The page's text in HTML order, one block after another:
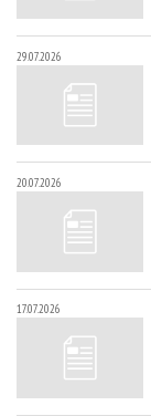
29.07.2026
20.07.2026
17.07.2026